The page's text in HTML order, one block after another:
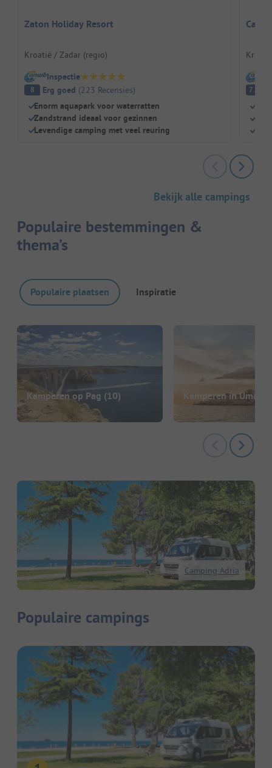
Zaton Holiday Resort
Kroatië / Zadar (regio)
Inspectie
8 Erg goed (223 Recensies)
Enorm aquapark voor waterratten
Zandstrand ideaal voor gezinnen
Levendige camping met veel reuring
7.3
Bekijk alle campings
Populaire bestemmingen &
thema’s
Populaire plaatsen Inspiratie
Kamperen op Pag (10) Kamperen in Umag
Camping Adria
Populaire campings